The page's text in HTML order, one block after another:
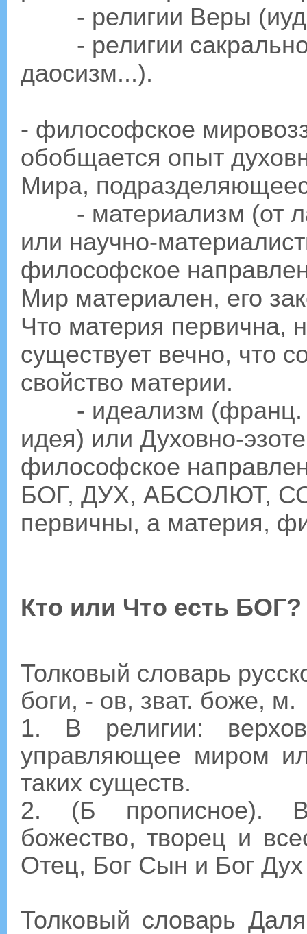
- религии Веры
- религии
даосизм...).
- философское
обобщается опыт
Мира,
- материализм (от
или научно-
философское
Мир материален, его
Что материя первична,
существует вечно, что
свойство материи.
- идеализм (франц.
идея) или Духовно-
философское
БОГ, ДУХ, АБСОЛЮТ,
первичны, а материя,
Кто или Что есть БОГ?
Толковый словарь
боги, - ов, зват. боже, м.
1. В религии:
управляющее миром
таких существ.
2. (Б прописное). В
божество, творец и
Отец, Бог Сын и Бог
Толковый словарь